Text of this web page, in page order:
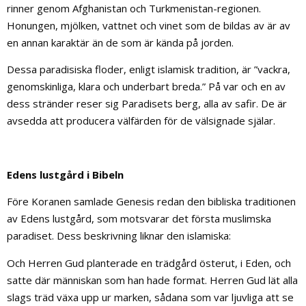
rinner genom Afghanistan och Turkmenistan-regionen.
Honungen, mjölken, vattnet och vinet som de bildas av är av
en annan karaktär än de som är kända på jorden.
Dessa paradisiska floder, enligt islamisk tradition, är ”vackra,
genomskinliga, klara och underbart breda.” På var och en av
dess stränder reser sig Paradisets berg, alla av safir. De är
avsedda att producera välfärden för de välsignade själar.
Edens lustgård i Bibeln
Före Koranen samlade Genesis redan den bibliska traditionen
av Edens lustgård, som motsvarar det första muslimska
paradiset. Dess beskrivning liknar den islamiska:
Och Herren Gud planterade en trädgård österut, i Eden, och
satte där människan som han hade format. Herren Gud lät alla
slags träd växa upp ur marken, sådana som var ljuvliga att se